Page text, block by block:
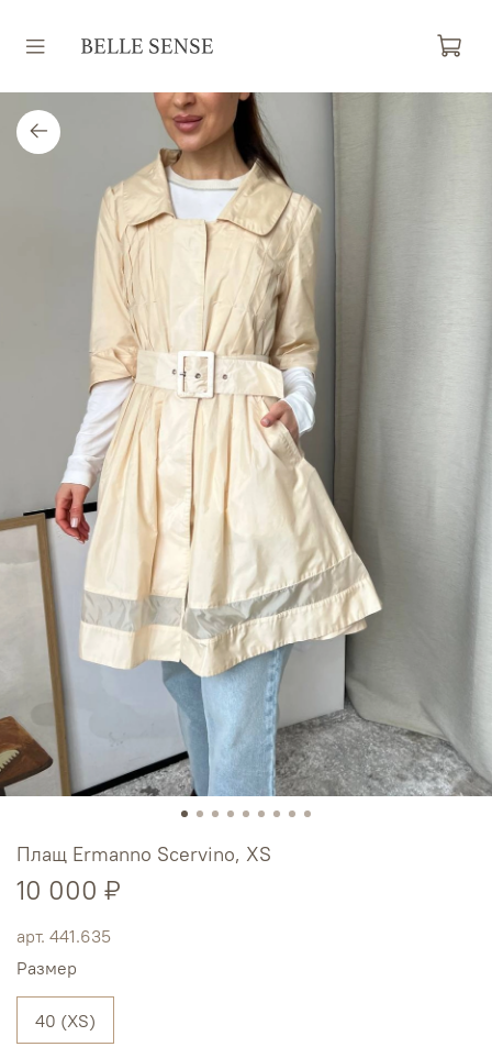
арт. 441.635
Плащ Ermanno Scervino, XS
10 000 ₽
Размер
40 (XS)